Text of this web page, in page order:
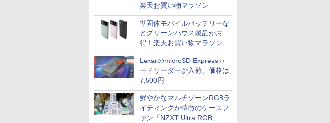
楽天お買い物マラソン
準固体モバイルバッテリーな
どグリーンハウス製品がお
得！楽天お買い物マラソン
LexarのmicroSD Expressカ
ードリーダーが入荷、価格は
7,500円
鮮やかなマルチゾーンRGBラ
イティングが特徴のケースフ
ァン「NZXT Ultra RGB」が